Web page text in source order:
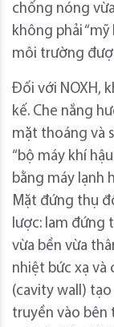
chống nóng
không phải
môi trường
Đối với NOXH,
kế. Che nắng
mặt thoáng và
“bộ máy khí
bằng máy lạnh
Mặt đứng thụ
lược: lam đứng
vừa bền vừa
nhiệt bức xạ và
(cavity wall)
truyền vào bên